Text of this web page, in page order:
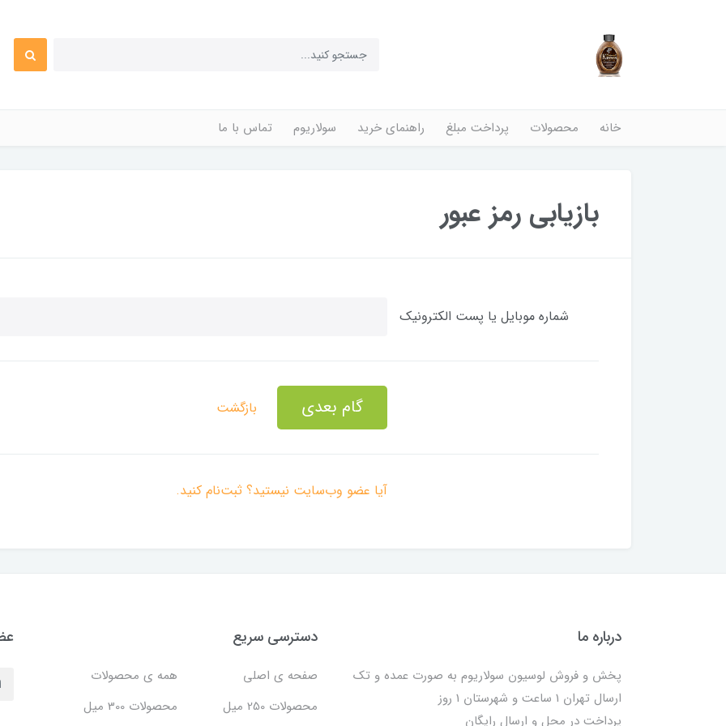
خانه محصولات پرداخت مبلغ راهنمای خرید سولاریوم تماس با ما
بازیابی رمز عبور
شماره موبایل یا پست الکترونیک
گام بعدی بازگشت
آیا عضو وب‌سایت نیستید؟ ثبت‌نام کنید.
درباره ما
پخش و فروش لوسیون سولاریوم به صورت عمده و تک
ارسال تهران 1 ساعت و شهرستان 1 روز
پرداخت در محل و ارسال رایگان
دسترسی سریع
صفحه ی اصلی
همه ی محصولات
محصولات 250 میل
محصولات 300 میل